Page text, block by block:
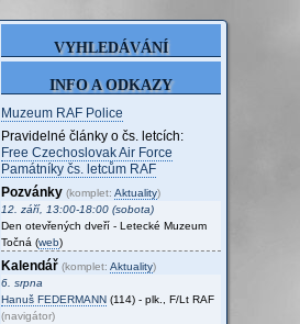
VYHLEDÁVÁNÍ
INFO A ODKAZY
Muzeum RAF Police
Pravidelné články o čs. letcích:
Free Czechoslovak Air Force
Památníky čs. letcům RAF
Pozvánky (komplet: Aktuality)
12. září, 13:00-18:00 (sobota)
Den otevřených dveří - Letecké Muzeum
Točná (web)
Kalendář (komplet: Aktuality)
6. srpna
Hanuš FEDERMANN (114) - plk., F/Lt RAF
(navigátor)